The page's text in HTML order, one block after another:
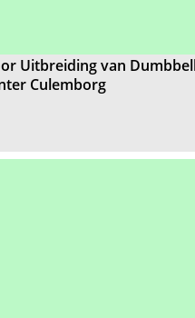
Uitbreiding van
Culemborg